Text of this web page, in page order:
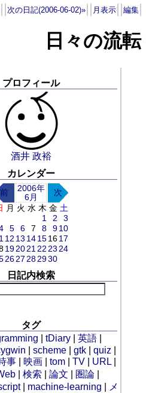
次の日記(2006-06-02)» 月表示 編集
日々の流転
プロフィール
酒井 政裕
カレンダー
前
2006年
6月
次
月 火 水 木 金 土
1
2
3
5 6 7 8 9 10
12 13 14 15 16 17
19 20 21 22 23 24
26 27 28 2930
日記内検索
タグ
|tDiary |英語
|scheme |gtk |quiz
事 映画 |tom |TV URL
|検索 |論文 圏論
| machine-learning
メ